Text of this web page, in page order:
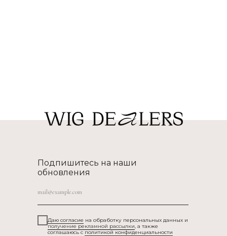
Подпишитесь на наши
обновления
Даю согласие на обработку персональных данных и
получение рекламной рассылки , а также
соглашаюсь cполитикой конфиденциальности